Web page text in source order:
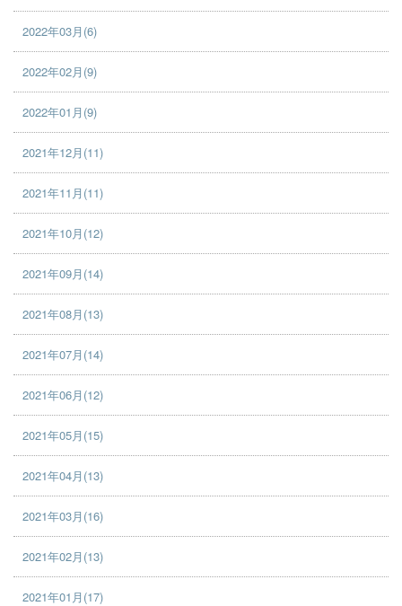
2022年03月(6)
2022年02月(9)
2022年01月(9)
2021年12月(11)
2021年11月(11)
2021年10月(12)
2021年09月(14)
2021年08月(13)
2021年07月(14)
2021年06月(12)
2021年05月(15)
2021年04月(13)
2021年03月(16)
2021年02月(13)
2021年01月(17)